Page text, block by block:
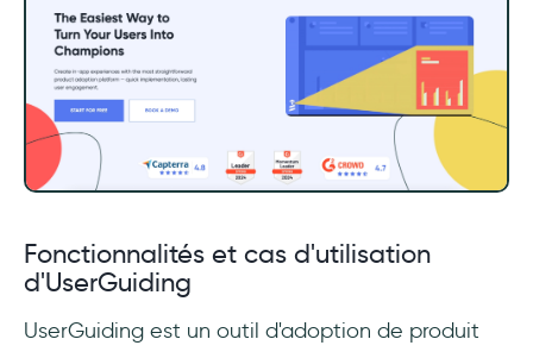
Fonctionnalités et cas d'utilisation
d'UserGuiding
UserGuiding est un outil d'adoption de produit